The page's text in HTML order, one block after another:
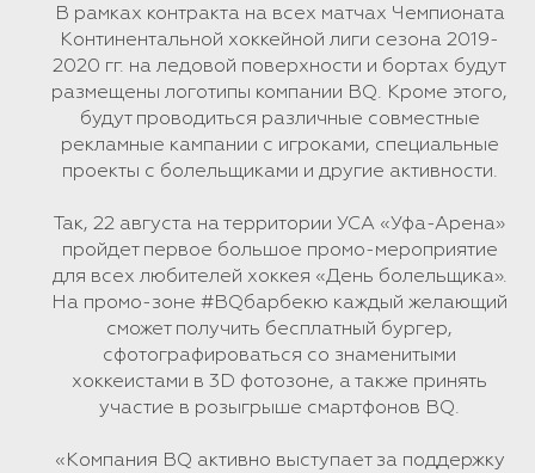
В рамках контракта на всех матчах Чемпионата
Континентальной хоккейной лиги сезона 2019-
2020 гг. на ледовой поверхности и бортах будут
размещены логотипы компании BQ. Кроме этого,
будут проводиться различные совместные
рекламные кампании с игроками, специальные
проекты с болельщиками и другие активности.
Так, 22 августа на территории УСА «Уфа-Арена»
пройдет первое большое промо-мероприятие
для всех любителей хоккея «День болельщика».
На промо-зоне #BQбарбекю каждый желающий
сможет получить бесплатный бургер,
сфотографироваться со знаменитыми
хоккеистами в 3D фотозоне, а также принять
участие в розыгрыше смартфонов BQ.
«Компания BQ активно выступает за поддержку